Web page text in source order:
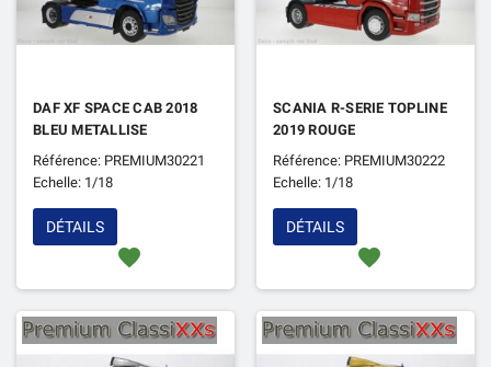
DAF XF SPACE CAB 2018
BLEU METALLISE
Référence: PREMIUM30221
Echelle: 1/18
favorite
DÉTAILS
SCANIA R-SERIE TOPLINE
2019 ROUGE
Référence: PREMIUM30222
Echelle: 1/18
favorite
DÉTAILS